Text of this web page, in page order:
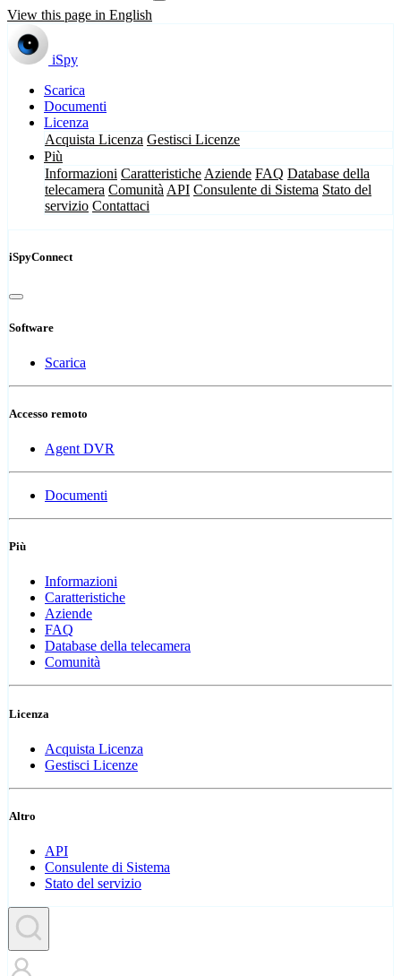
View this page in English
iSpy
Scarica
Documenti
Licenza
Acquista Licenza Gestisci Licenze
Più
Informazioni Caratteristiche Aziende FAQ Database della
telecamera Comunità API Consulente di Sistema Stato del
servizio Contattaci
iSpyConnect
Software
Scarica
Accesso remoto
Agent DVR
Documenti
Più
Informazioni
Caratteristiche
Aziende
FAQ
Database della telecamera
Comunità
Licenza
Acquista Licenza
Gestisci Licenze
Altro
API
Consulente di Sistema
Stato del servizio